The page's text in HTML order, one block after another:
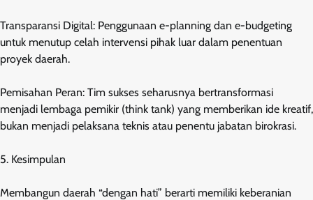
Transparansi Digital: Penggunaan e-planning dan e-budgeting
untuk menutup celah intervensi pihak luar dalam penentuan
proyek daerah.
Pemisahan Peran: Tim sukses seharusnya bertransformasi
menjadi lembaga pemikir (think tank) yang memberikan ide kreatif,
bukan menjadi pelaksana teknis atau penentu jabatan birokrasi.
5. Kesimpulan
Membangun daerah “dengan hati” berarti memiliki keberanian